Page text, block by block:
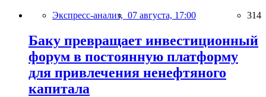
Экспресс-анализ, 07 августа, 17:00 314
Баку превращает инвестиционный
форум в постоянную платформу
для привлечения ненефтяного
капитала